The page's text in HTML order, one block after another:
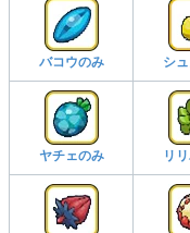
バコウのみ シ
ヤチェのみ リ